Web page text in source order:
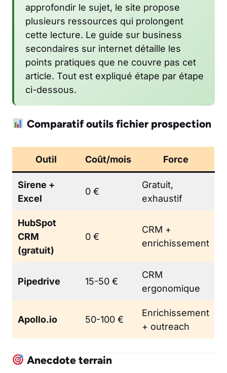
approfondir le sujet, le site propose
plusieurs ressources qui prolongent
cette lecture. Le guide sur business
secondaires sur internet détaille les
points pratiques que ne couvre pas cet
article. Tout est expliqué étape par étape
ci-dessous.
Comparatif outils fichier prospection
Outil Coût/mois Force
Sirene +
Excel
0 €
Gratuit,
exhaustif
HubSpot
CRM
(gratuit)
0 €
CRM +
enrichissement
Pipedrive 15-50 €
CRM
ergonomique
Apollo.io 50-100 €
Enrichissement
+ outreach
Anecdote terrain